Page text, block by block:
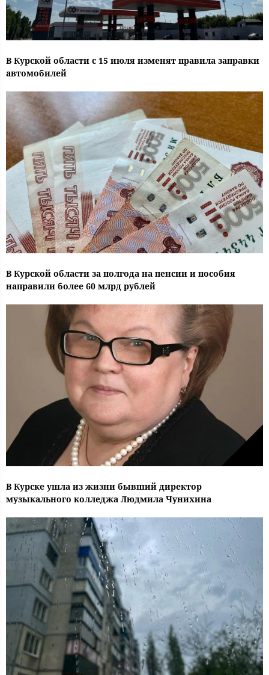
В Курской области с 15 июля изменят правила заправки
автомобилей
В Курской области за полгода на пенсии и пособия
направили более 60 млрд рублей
В Курске ушла из жизни бывший директор
музыкального колледжа Людмила Чунихина